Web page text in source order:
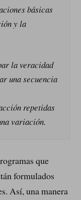
básicas
y la
la veracidad
una secuencia
repetidas
variación.
que
formulados
Así, una manera